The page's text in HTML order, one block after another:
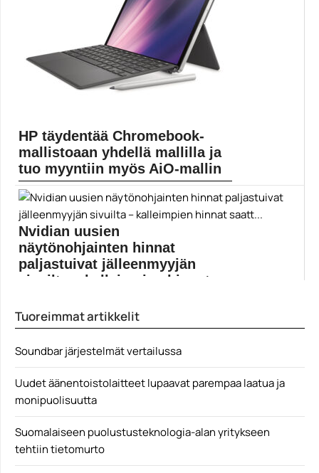
HP täydentää Chromebook-
mallistoaan yhdellä mallilla ja
tuo myyntiin myös AiO-mallin
HP:n uusissa Chrome OS -malleissa on parikin
Chrome OS
Nvidian uusien
näytönohjainten hinnat
paljastuivat jälleenmyyjän
sivuilta – kalleimpien hinnat
Geforce RTX 3000
Tuoreimmat artikkelit
Soundbar järjestelmät vertailussa
Uudet äänentoistolaitteet lupaavat parempaa laatua ja
monipuolisuutta
Suomalaiseen puolustusteknologia-alan yritykseen
tehtiin tietomurto